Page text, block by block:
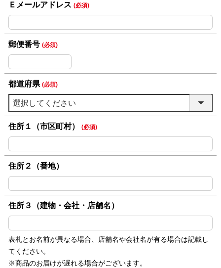
Ｅメールアドレス (必須)
郵便番号 (必須)
都道府県 (必須)
住所１（市区町村） (必須)
住所２（番地）
住所３（建物・会社・店舗名）
表札とお名前が異なる場合、店舗名や会社名が有る場合は記載し
てください。
※商品のお届けが遅れる場合がございます。